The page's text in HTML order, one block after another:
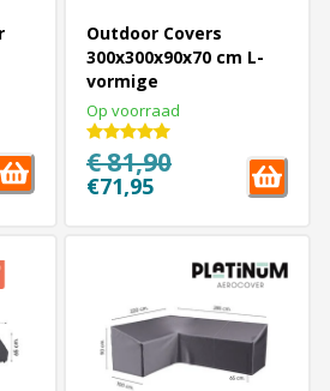
Outdoor Covers
300x300x90x70 cm L-
vormige
loungesethoes
Op voorraad
€ 81,90
€71,95